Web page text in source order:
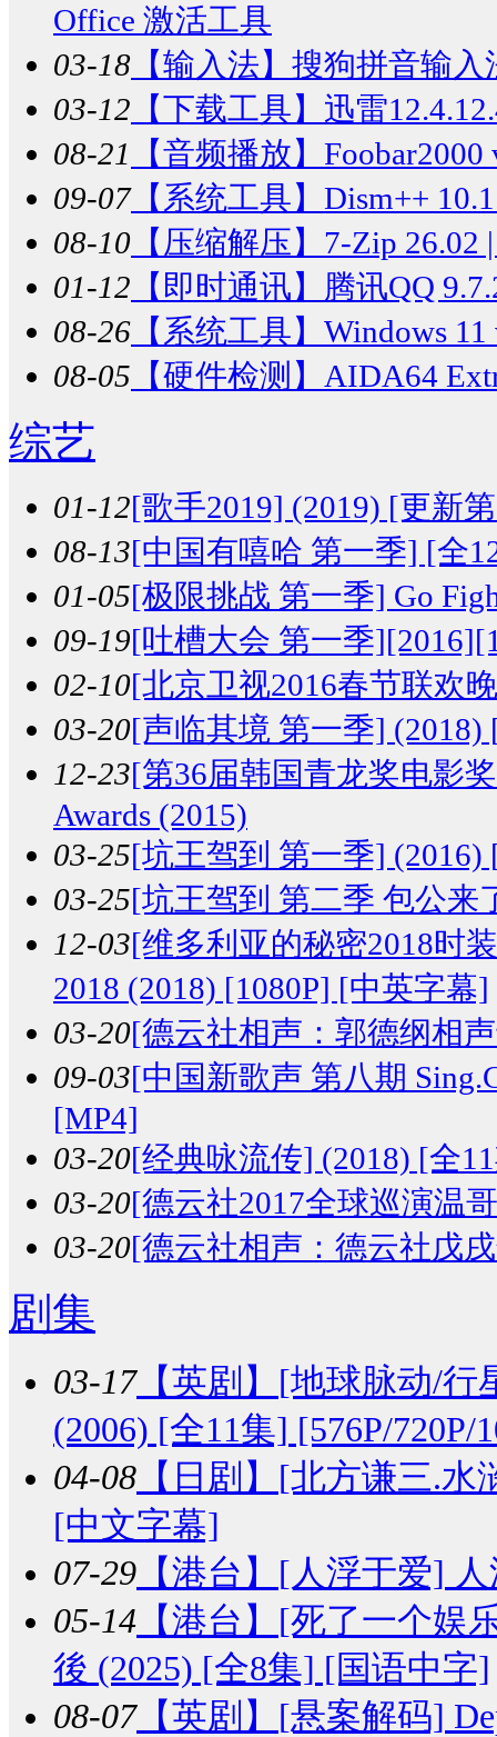
Office 激活工具
03-18 【输入法】 搜狗拼音输入
03-12 【下载工具】 迅雷
08-21
【音频播放】
09-07【系统工具】 Dism++
08-10 【压缩解压】 7-Zip 26.02
01-12 【即时通讯】 腾讯QQ
08-26 【系统工具】 Windows
08-05 【硬件检测】 AIDA64
综艺
01-12[歌手2019] (2019) [更新
08-13[中国有嘻哈 第一季] [全
01-05[极限挑战 第一季] Go
09-19[吐槽大会 第一季
02-10[北京卫视2016春节联欢
03-20[声临其境 第一季] (2018)
12-23[第36届韩国青龙奖电影
Awards (2015)
03-25[坑王驾到 第一季] (2016)
03-25[坑王驾到 第二季 包公来
12-03[维多利亚的秘密2018时
2018 (2018) [1080P] [中英字幕]
03-20[德云社相声：郭德纲相
09-03[中国新歌声 第八期
[MP4]
03-20[经典咏流传] (2018) [全
03-20[德云社2017全球巡演温
03-20[德云社相声：德云社戊
剧集
03-17【英剧】 [地球脉动/行
(2006) [全11集] [576P/720P/
04-08 【日剧】 [北方谦三.水
[中文字幕]
07-29 【港台】 [人浮于爱]
05-14 【港台】 [死了一个娱
後 (2025) [全8集] [国语中字]
08-07【英剧】 [悬案解码]